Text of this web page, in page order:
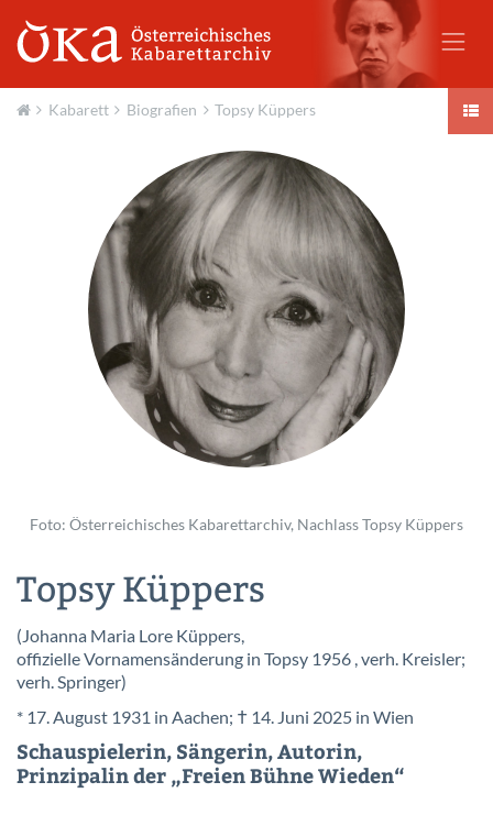
Kabarett Biografien Topsy Küppers
Foto: Österreichisches Kabarettarchiv, Nachlass Topsy Küppers
Topsy Küppers
(Johanna Maria Lore Küppers,
offizielle Vornamensänderung in Topsy 1956 , verh. Kreisler;
verh. Springer)
* 17. August 1931 in Aachen; † 14. Juni 2025 in Wien
Schauspielerin, Sängerin, Autorin,
Prinzipalin der „Freien Bühne Wieden“